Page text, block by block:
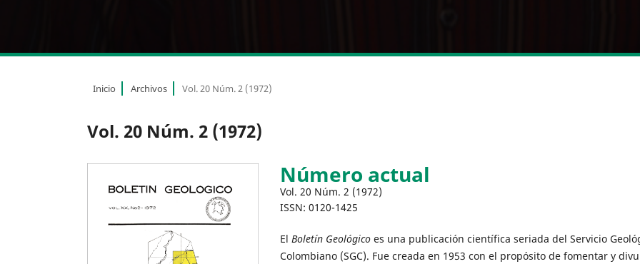
Inicio Archivos Vol. 20 Núm. 2 (1972)
Vol. 20 Núm. 2 (1972)
Número actual
Vol. 20 Núm. 2 (1972)
ISSN: 0120-1425
El Boletín Geológico es una publicación científica seriada del Servicio
Colombiano (SGC). Fue creada en 1953 con el propósito de fomentar y